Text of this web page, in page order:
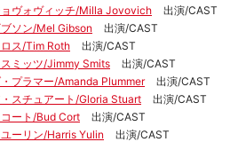
ョヴォヴィッチ/Milla Jovovich
出演/CAST
ソン/Mel Gibson
出演/CAST
ス/Tim Roth
出演/CAST
ミッツ/Jimmy Smits
出演/CAST
プラマー/Amanda Plummer
出演/CAST
スチュアート/Gloria Stuart
出演/CAST
ート/Bud Cort
出演/CAST
ーリン/Harris Yulin
出演/CAST